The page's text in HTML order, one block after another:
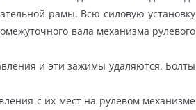
рамы. Всю силовую установку
вала механизма рулевого
и эти зажимы удаляются. Болты
с их мест на рулевом механизме